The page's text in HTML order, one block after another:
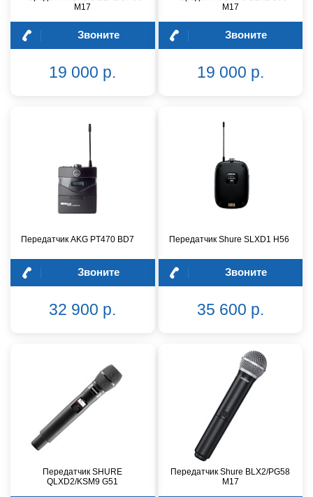
M17
Звоните
19 000 р.
M17
Звоните
19 000 р.
Передатчик AKG PT470 BD7
Звоните
32 900 р.
Передатчик Shure SLXD1 H56
Звоните
35 600 р.
Передатчик SHURE
QLXD2/KSM9 G51
Передатчик Shure BLX2/PG58
M17